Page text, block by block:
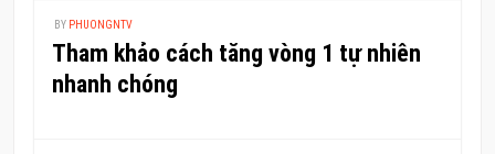
BY PHUONGNTV
Tham khảo cách tăng vòng 1 tự nhiên
nhanh chóng